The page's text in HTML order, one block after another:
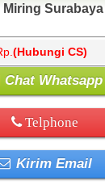
Miring Surabaya
(Hubungi CS)
Chat Whatsapp
Telphone
Kirim Email